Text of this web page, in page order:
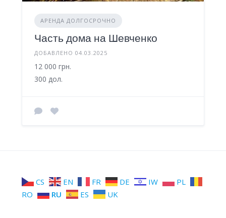
АРЕНДА ДОЛГОСРОЧНО
Часть дома на Шевченко
ДОБАВЛЕНО 04.03.2025
12 000 грн.
300 дол.
CS EN FR DE IW
PL
RO
RU ES UK